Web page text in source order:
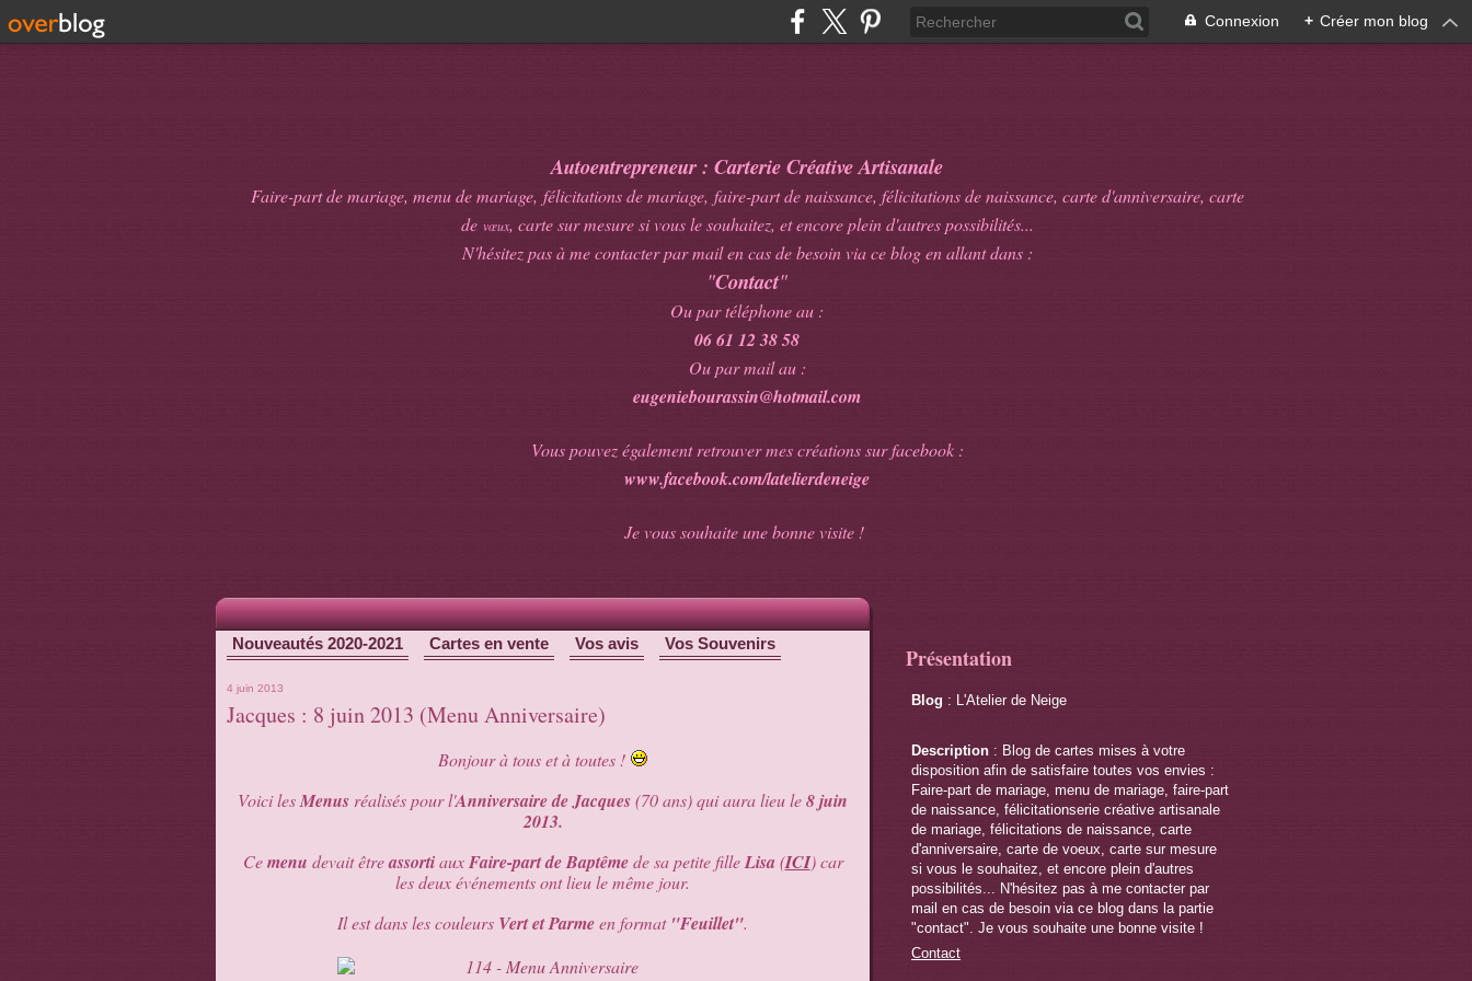
Connexion + Créer mon blog
Autoentrepreneur : Carterie Créative Artisanale
Faire-part de mariage, menu de mariage, félicitations de mariage, faire-part de naissance, félicitations de naissance, carte d'anniversaire, carte
de vœux, carte sur mesure si vous le souhaitez, et encore plein d'autres possibilités...
N'hésitez pas à me contacter par mail en cas de besoin via ce blog en allant dans :
"Contact"
Ou par téléphone au :
06 61 12 38 58
Ou par mail au :
eugeniebourassin@hotmail.com
Vous pouvez également retrouver mes créations sur facebook :
www.facebook.com/latelierdeneige
Je vous souhaite une bonne visite !
Nouveautés 2020-2021 Cartes en vente Vos avis Vos Souvenirs
4 juin 2013
Jacques : 8 juin 2013 (Menu Anniversaire)
Bonjour à tous et à toutes !
Voici lesMenus réalisés pour l'Anniversaire de Jacques(70 ans) qui aura lieu le8 juin
2013.
Cemenu devait êtreassortiauxFaire-part de Baptêmede sa petite filleLisa (ICI) car
les deux événements ont lieu le même jour.
Il est dans les couleurs Vert et Parmeen format "Feuillet".
Présentation
Blog : L'Atelier de Neige
Description : Blog de cartes mises à votre
disposition afin de satisfaire toutes vos envies :
Faire-part de mariage, menu de mariage, faire-part
de naissance, félicitationserie créative artisanale
de mariage, félicitations de naissance, carte
d'anniversaire, carte de voeux, carte sur mesure
si vous le souhaitez, et encore plein d'autres
possibilités... N'hésitez pas à me contacter par
mail en cas de besoin via ce blog dans la partie
"contact". Je vous souhaite une bonne visite !
Contact